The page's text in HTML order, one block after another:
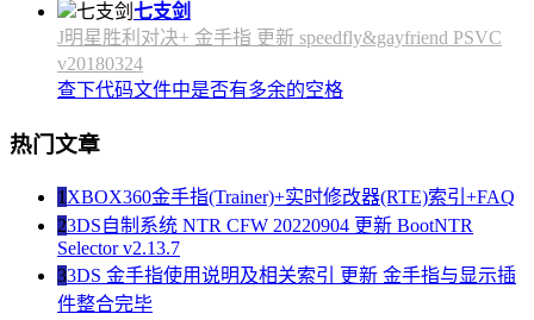
七支剑
J明星胜利对决+ 金手指 更新 speedfly&gayfriend PSVC
v20180324
查下代码文件中是否有多余的空格
热门文章
1 XBOX360金手指(Trainer)+实时修改器(RTE)索引+FAQ
23DS自制系统 NTR CFW 20220904 更新 BootNTR
Selector v2.13.7
33DS 金手指使用说明及相关索引 更新 金手指与显示插
件整合完毕